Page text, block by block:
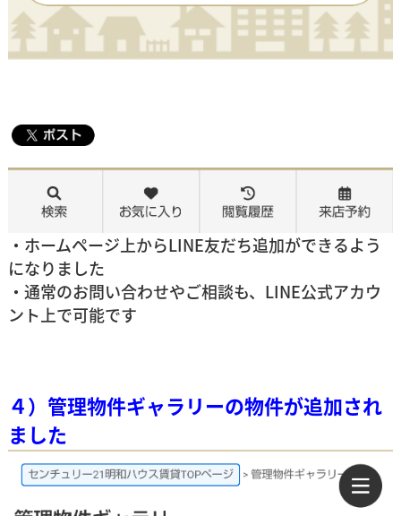
・ホームページ上からLINE友だち追加ができるよう
になりました
・通常のお問い合わせやご相談も、LINE公式アカウ
ント上で可能です
４）管理物件ギャラリーの物件が追加され
ました